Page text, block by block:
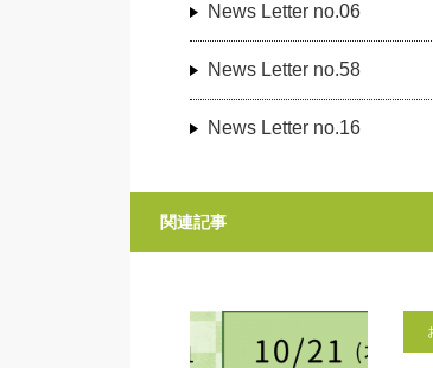
News Letter no.06
News Letter no.58
News Letter no.16
関連記事